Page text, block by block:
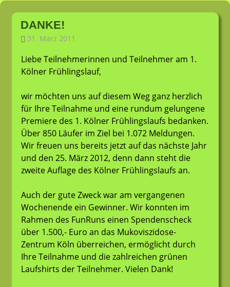
Zum
Inhalt
springenDANKE!
31. März 2011
Liebe Teilnehmerinnen und Teilnehmer am 1.
Kölner Frühlingslauf,
wir möchten uns auf diesem Weg ganz herzlich
für Ihre Teilnahme und eine rundum gelungene
Premiere des 1. Kölner Frühlingslaufs bedanken.
Über 850 Läufer im Ziel bei 1.072 Meldungen.
Wir freuen uns bereits jetzt auf das nächste Jahr
und den 25. März 2012, denn dann steht die
zweite Auflage des Kölner Frühlingslaufs an.
Auch der gute Zweck war am vergangenen
Wochenende ein Gewinner. Wir konnten im
Rahmen des FunRuns einen Spendenscheck
über 1.500,- Euro an das Mukoviszidose-
Zentrum Köln überreichen, ermöglicht durch
Ihre Teilnahme und die zahlreichen grünen
Laufshirts der Teilnehmer. Vielen Dank!